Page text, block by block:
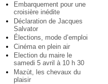
Embarquement pour une
croisière inédite
Déclaration de Jacques
Salvator
Élections, mode d’emploi
Cinéma en plein air
Election du maire le
samedi 5 avril à 10 h 30
Mazùt, les chevaux du
plaisir